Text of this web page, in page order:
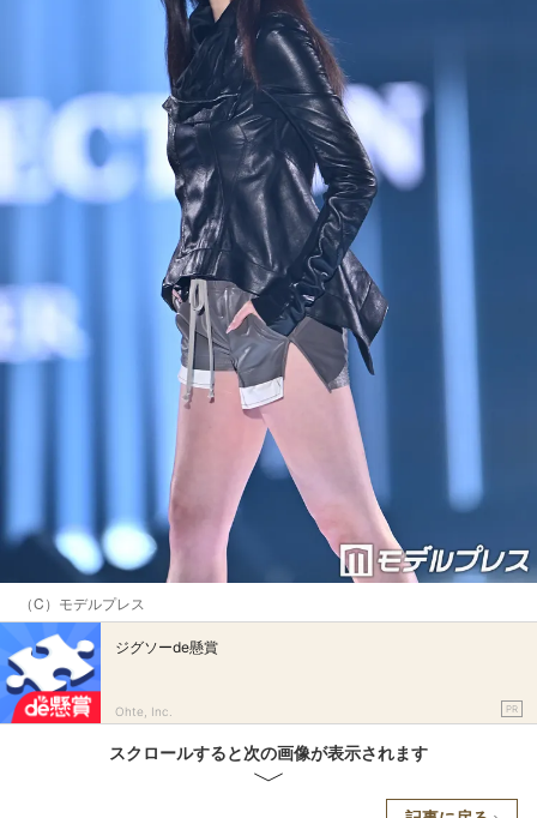
（C）モデルプレス
ジグソーde懸賞
Ohte, Inc. PR
スクロールすると次の画像が表示されます